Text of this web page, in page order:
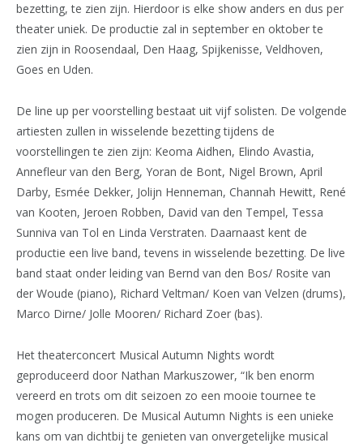
bezetting, te zien zijn. Hierdoor is elke show anders en dus per
theater uniek. De productie zal in september en oktober te
zien zijn in Roosendaal, Den Haag, Spijkenisse, Veldhoven,
Goes en Uden.
De line up per voorstelling bestaat uit vijf solisten. De volgende
artiesten zullen in wisselende bezetting tijdens de
voorstellingen te zien zijn: Keoma Aidhen, Elindo Avastia,
Annefleur van den Berg, Yoran de Bont, Nigel Brown, April
Darby, Esmée Dekker, Jolijn Henneman, Channah Hewitt, René
van Kooten, Jeroen Robben, David van den Tempel, Tessa
Sunniva van Tol en Linda Verstraten. Daarnaast kent de
productie een live band, tevens in wisselende bezetting. De live
band staat onder leiding van Bernd van den Bos/ Rosite van
der Woude (piano), Richard Veltman/ Koen van Velzen (drums),
Marco Dirne/ Jolle Mooren/ Richard Zoer (bas).
Het theaterconcert Musical Autumn Nights wordt
geproduceerd door Nathan Markuszower, “Ik ben enorm
vereerd en trots om dit seizoen zo een mooie tournee te
mogen produceren. De Musical Autumn Nights is een unieke
kans om van dichtbij te genieten van onvergetelijke musical